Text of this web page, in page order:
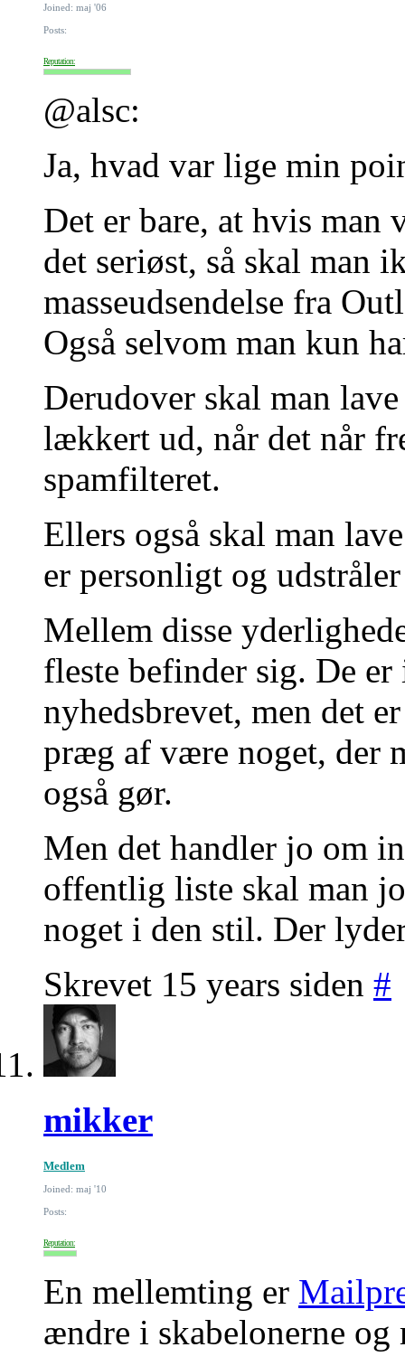
Joined: maj '06
Posts:
Reputation:
@alsc:
Ja, hvad var lige min
Det er bare, at hvis man
det seriøst, så skal man
masseudsendelse fra
Også selvom man kun
Derudover skal man
lækkert ud, når det når
spamfilteret.
Ellers også skal man
er personligt og
Mellem disse
fleste befinder sig. De
nyhedsbrevet, men det
præg af være noget, der
også gør.
Men det handler jo om
offentlig liste skal man
noget i den stil. Der
Skrevet 15 years siden #
mikker
Medlem
Joined: maj '10
Posts:
Reputation:
En mellemting er
ændre i skabelonerne og